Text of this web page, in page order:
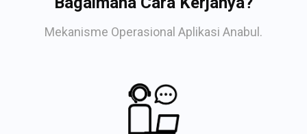
Mekanisme Operasional Aplikasi Anabul.